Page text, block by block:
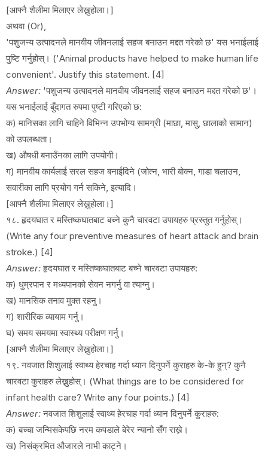
[आफ्नै शैलीमा मिलाएर लेख्नुहोला।]
अथवा (Or),
'पशुजन्य उत्पादनले मानवीय जीवनलाई सहज बनाउन मद्दत गरेको छ' यस भनाईलाई
पुष्टि गर्नुहोस्। ('Animal products have helped to make human life
convenient'. Justify this statement. [4]
Answer: 'पशुजन्य उत्पादनले मानवीय जीवनलाई सहज बनाउन मद्दत गरेको छ'।
यस भनाईलाई बुँदागत रुपमा पुष्टी गरिएको छ:
क) मानिसका लागि चाहिने विभिन्न उपभोग्य सामग्री (माछा, मासु, छालाको सामान)
को उपलब्धता।
ख) औषधी बनाउँनका लागि उपयोगी।
ग) मानवीय कार्यलाई सरल सहज बनाईदिने (जोत्न, भारी बोक्न, गाडा चलाउन,
सवारीका लागि प्रयोग गर्न सकिने, इत्यादि।
[आफ्नै शैलीमा मिलाएर लेख्नुहोला।]
१८. हृदयघात र मस्तिष्कघातबाट बच्ने कुनै चारवटा उपायहरु प्रस्तुत गर्नुहोस्।
(Write any four preventive measures of heart attack and brain
stroke.) [4]
Answer:हृदयघात र मस्तिष्कघातबाट बच्ने चारवटा उपायहरु:
क) धुम्रपान र मध्यपानको सेवन नगर्नु वा त्याग्नु।
ख) मानसिक तनाव मुक्त रहनु।
ग) शारीरिक व्यायाम गर्नु।
घ) समय समयमा स्वास्थ्य परीक्षण गर्नु।
[आफ्नै शैलीमा मिलाएर लेख्नुहोला।]
१९. नवजात शिशुलाई स्वाथ्य हेरचाह गर्दा ध्यान दिनुपर्ने कुराहरु के-के हुन्? कुनै
चारवटा कुराहरु लेख्नुहोस्। (What things are to be considered for
infant health care? Write any four points.) [4]
Answer:नवजात शिशुलाई स्वाथ्य हेरचाह गर्दा ध्यान दिनुपर्ने कुराहरु:
क) बच्चा जन्मिसकेपछि नरम कपडाले बेरेर न्यानो सँग राख्ने।
ख) निसंक्रमित औजारले नाभी काट्ने।